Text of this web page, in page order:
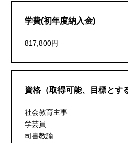
学費(初年度納入金)
817,800円
資格（取得可能、目標とす
社会教育主事
学芸員
司書教諭